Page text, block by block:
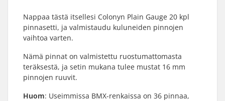
Nappaa tästä itsellesi Colonyn Plain Gauge 20 kpl
pinnasetti, ja valmistaudu kuluneiden pinnojen
vaihtoa varten.
Nämä pinnat on valmistettu ruostumattomasta
teräksestä, ja setin mukana tulee mustat 16 mm
pinnojen ruuvit.
Huom: Useimmissa BMX-renkaissa on 36 pinnaa,